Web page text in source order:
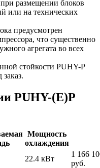
размещении блоков
или на технических
предусмотрен
что существенно
агрегата во всех
стойкости PUHY-P
PUHY-(E)P
Мощность
охлаждения
22.4 кВт
1 166
руб.